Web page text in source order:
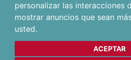
personalizar las interacciones
mostrar anuncios que sean
usted.
ACEPTAR